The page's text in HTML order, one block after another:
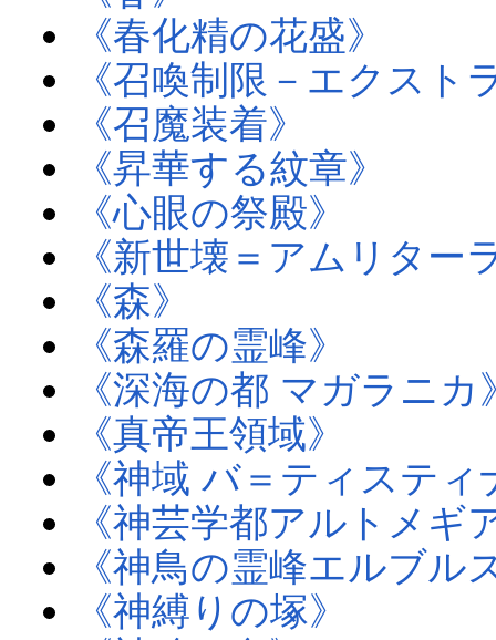
《春化精の花盛》
《召喚制限－エクスト
《召魔装着》
《昇華する紋章》
《心眼の祭殿》
《新世壊＝アムリター
《森》
《森羅の霊峰》
《深海の都 マガラニカ
《真帝王領域》
《神域 バ＝ティスティ
《神芸学都アルトメギ
《神鳥の霊峰エルブル
《神縛りの塚》